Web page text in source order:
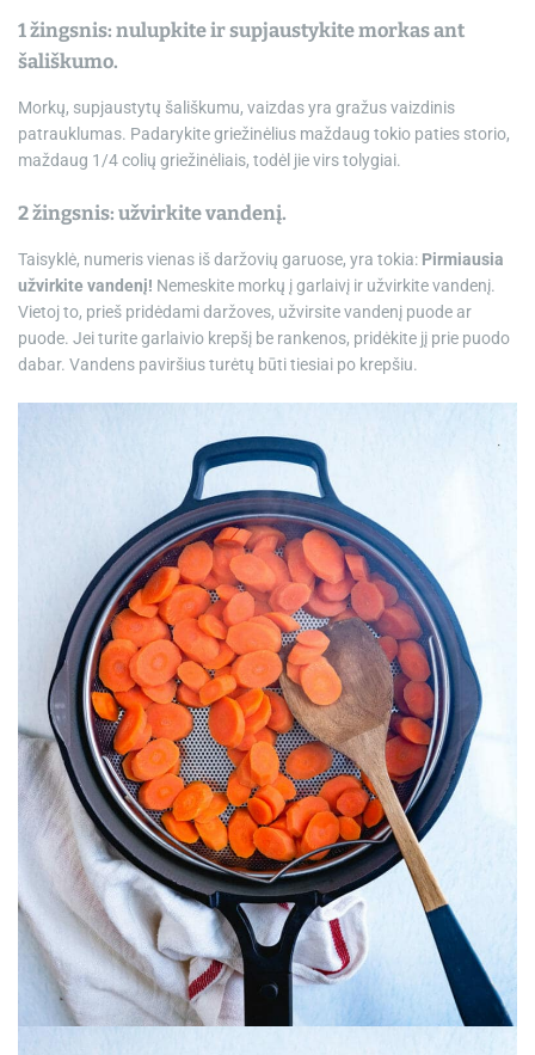
1 žingsnis: nulupkite ir supjaustykite morkas ant
šališkumo.
Morkų, supjaustytų šališkumu, vaizdas yra gražus vaizdinis
patrauklumas. Padarykite griežinėlius maždaug tokio paties storio,
maždaug 1/4 colių griežinėliais, todėl jie virs tolygiai.
2 žingsnis: užvirkite vandenį.
Taisyklė, numeris vienas iš daržovių garuose, yra tokia: Pirmiausia
užvirkite vandenį! Nemeskite morkų į garlaivį ir užvirkite vandenį.
Vietoj to, prieš pridėdami daržoves, užvirsite vandenį puode ar
puode. Jei turite garlaivio krepšį be rankenos, pridėkite jį prie puodo
dabar. Vandens paviršius turėtų būti tiesiai po krepšiu.